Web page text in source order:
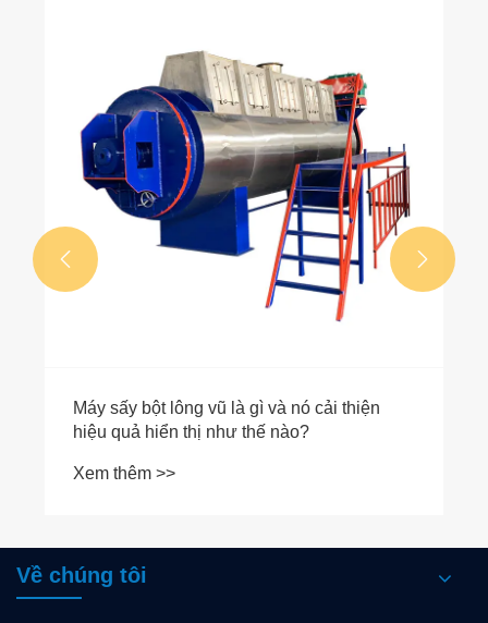
Máy sấy bột lông vũ là gì và nó cải thiện
hiệu quả hiển thị như thế nào?
Xem thêm >>
 
Về chúng tôi